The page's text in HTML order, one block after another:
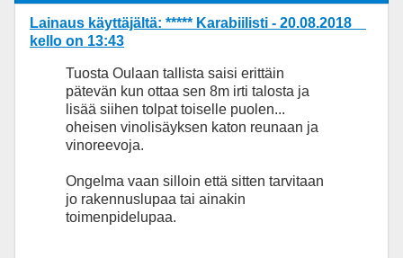
Lainaus käyttäjältä: ***** Karabiilisti - 20.08.2018
kello on 13:43
Tuosta Oulaan tallista saisi erittäin
pätevän kun ottaa sen 8m irti talosta ja
lisää siihen tolpat toiselle puolen...
oheisen vinolisäyksen katon reunaan ja
vinoreevoja.
Ongelma vaan silloin että sitten tarvitaan
jo rakennuslupaa tai ainakin
toimenpidelupaa.